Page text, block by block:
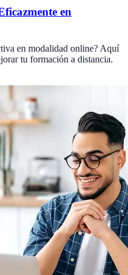
en
en modalidad online? Aquí
tu formación a distancia.